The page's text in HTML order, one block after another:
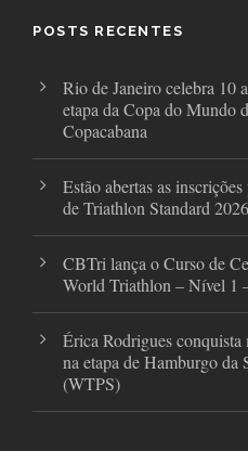
k
a
POSTS RECENTES
Rio de Janeiro celebra 10
etapa da Copa do Mundo
Copacabana
Estão abertas as
de Triathlon Standard 2026
CBTri lança o Curso de
World Triathlon – Nível 1
Érica Rodrigues conquista
na etapa de Hamburgo da
(WTPS)